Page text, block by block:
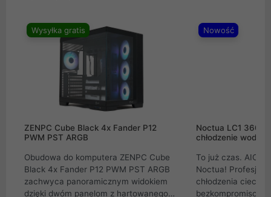
Wysyłka gratis
ZENPC Cube Black 4x Fander P12
PWM PST ARGB
Obudowa do komputera ZENPC Cube
Black 4x Fander P12 PWM PST ARGB
zachwyca panoramicznym widokiem
dzięki dwóm panelom z hartowanego
Nowość
Noctua LC1
chłodzenie wodne
To już czas. AIO
Noctua!
chłodzenia cieczą